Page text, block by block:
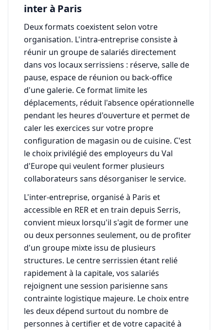
inter à Paris
Deux formats coexistent selon votre
organisation. L'intra-entreprise consiste à
réunir un groupe de salariés directement
dans vos locaux serrissiens : réserve, salle de
pause, espace de réunion ou back-office
d'une galerie. Ce format limite les
déplacements, réduit l'absence opérationnelle
pendant les heures d'ouverture et permet de
caler les exercices sur votre propre
configuration de magasin ou de cuisine. C'est
le choix privilégié des employeurs du Val
d'Europe qui veulent former plusieurs
collaborateurs sans désorganiser le service.
L'inter-entreprise, organisé à Paris et
accessible en RER et en train depuis Serris,
convient mieux lorsqu'il s'agit de former une
ou deux personnes seulement, ou de profiter
d'un groupe mixte issu de plusieurs
structures. Le centre serrissien étant relié
rapidement à la capitale, vos salariés
rejoignent une session parisienne sans
contrainte logistique majeure. Le choix entre
les deux dépend surtout du nombre de
personnes à certifier et de votre capacité à